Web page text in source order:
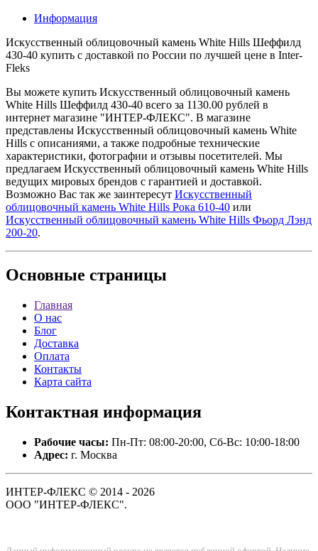
Информация
Искусственный облицовочный камень White Hills Шеффилд
430-40 купить с доставкой по России по лучшей цене в Inter-
Fleks
Вы можете купить Искусственный облицовочный камень
White Hills Шеффилд 430-40 всего за 1130.00 рублей в
интернет магазине "ИНТЕР-ФЛЕКС". В магазине
представлены Искусственный облицовочный камень White
Hills с описаниями, а также подробные технические
характеристики, фотографии и отзывы посетителей. Мы
предлагаем Искусственный облицовочный камень White Hills
ведущих мировых брендов с гарантией и доставкой.
Возможно Вас так же заинтересут Искусственный
облицовочный камень White Hills Рока 610-40 или
Искусственный облицовочный камень White Hills Фьорд Лэнд
200-20.
Основные страницы
Главная
О нас
Блог
Доставка
Оплата
Контакты
Карта сайта
Контактная информация
Рабочие часы: Пн-Пт: 08:00-20:00, Сб-Вс: 10:00-18:00
Адрес: г. Москва
ИНТЕР-ФЛЕКС © 2014 - 2026
ООО "ИНТЕР-ФЛЕКС".